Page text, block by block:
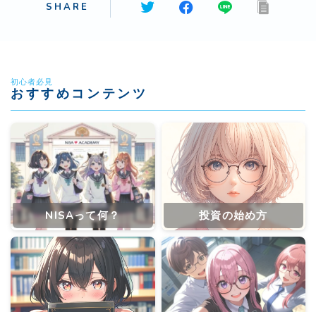
SHARE
初心者必見
おすすめコンテンツ
NISAって何？ 投資の始め方